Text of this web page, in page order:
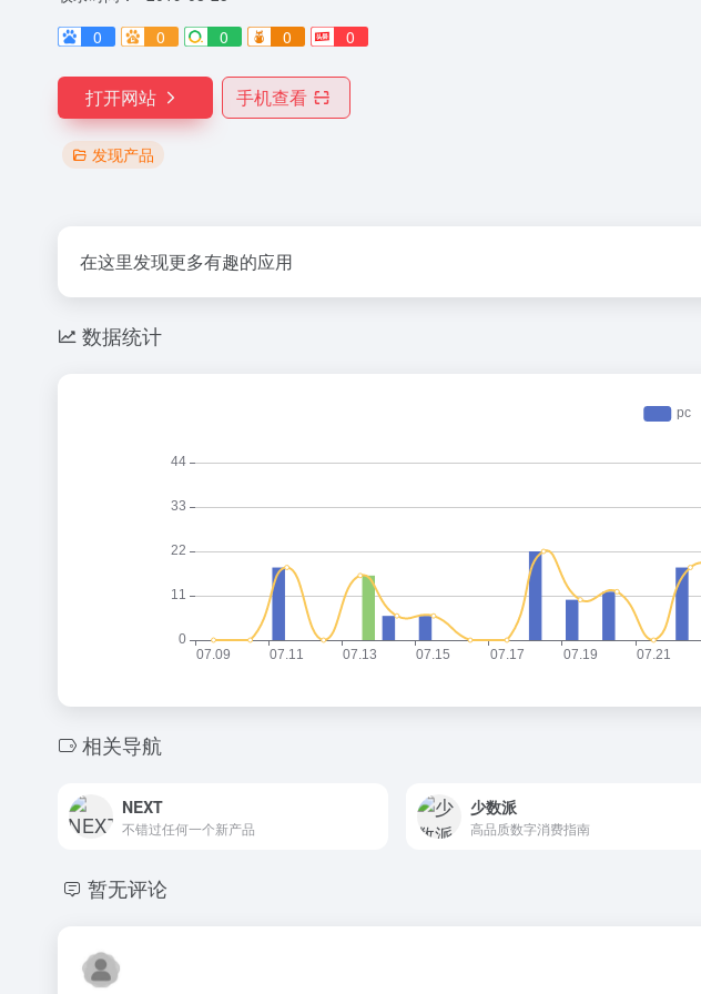
0
0 0 0 0
打开网站 手机查看
发现产品
在这里发现更多有趣的应用
数据统计
相关导航
NEXT
不错过任何一个新产品
少数派
高品质数字消费指南
暂无评论